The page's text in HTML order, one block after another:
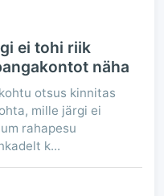
ei tohi riik
näha
otsus kinnitas
mille järgi ei
rahapesu
k...